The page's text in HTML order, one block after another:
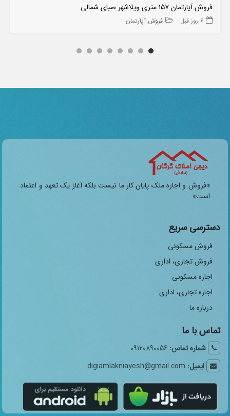
فروش آپارتمان ۱۵۷ متری ویلاشهر صبای شمالی
6 روز قبل فروش آپارتمان
«فروش و اجاره ملک پایان کار ما نیست بلکه آغاز یک تعهد و اعتماد
است»
دسترسی سریع
فروش مسکونی
فروش تجاری، اداری
اجاره مسکونی
اجاره تجاری، اداری
درباره ما
تماس با ما
شماره تماس: 09120890056
ایمیل: digiamlakniayesh@gmail.com